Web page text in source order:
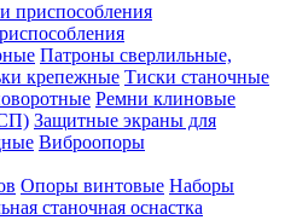
приспособления
Патроны сверлильные,
крепежные Тиски станочные
Ремни клиновые
Защитные экраны для
Виброопоры
Опоры винтовые Наборы
станочная оснастка